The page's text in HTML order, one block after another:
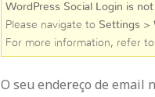
WordPress Social Login is
Please navigate to Settings >
For more information, refer
O seu endereço de email